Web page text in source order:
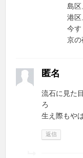
島区
港区
今す
京の
匿名
流石に見た
ろ
生え際もや
返信